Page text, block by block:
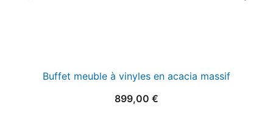
Buffet meuble à vinyles en acacia massif
899,00 €